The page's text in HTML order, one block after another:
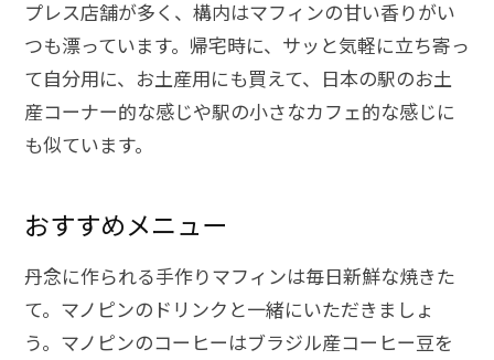
プレス店舗が多く、構内はマフィンの甘い香りがい
つも漂っています。帰宅時に、サッと気軽に立ち寄っ
て自分用に、お土産用にも買えて、日本の駅のお土
産コーナー的な感じや駅の小さなカフェ的な感じに
も似ています。
おすすめメニュー
丹念に作られる手作りマフィンは毎日新鮮な焼きた
て。マノピンのドリンクと一緒にいただきましょ
う。マノピンのコーヒーはブラジル産コーヒー豆を